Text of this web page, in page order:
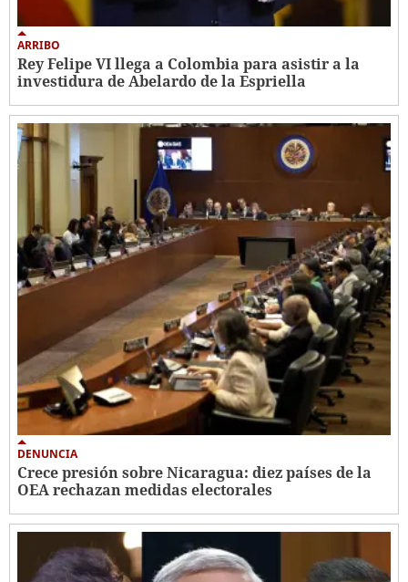
ARRIBO
Rey Felipe VI llega a Colombia para asistir a la
investidura de Abelardo de la Espriella
DENUNCIA
Crece presión sobre Nicaragua: diez países de la
OEA rechazan medidas electorales